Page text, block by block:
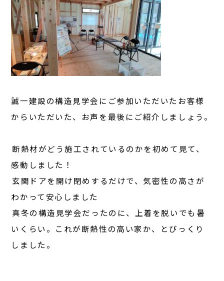
誠一建設の構造見学会にご参加いただいたお客様
からいただいた、お声を最後にご紹介しましょう。
――断熱材がどう施工されているのかを初めて見て、
感動しました！
――玄関ドアを開け閉めするだけで、気密性の高さが
わかって安心しました
――真冬の構造見学会だったのに、上着を脱いでも暑
いくらい。これが断熱性の高い家か、とびっくり
しました。